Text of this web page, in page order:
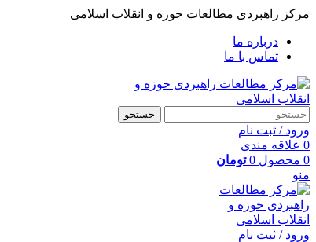
مرکز راهبردی مطالعات حوزه و انقلاب اسلامی
درباره ما
تماس با ما
جستجو
ورود / ثبت نام
0 علاقه مندی
0 محصول 0 تومان
منو
ورود / ثبت نام